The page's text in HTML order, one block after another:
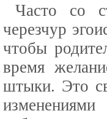
Часто со
черезчур
чтобы
время
штыки. Это